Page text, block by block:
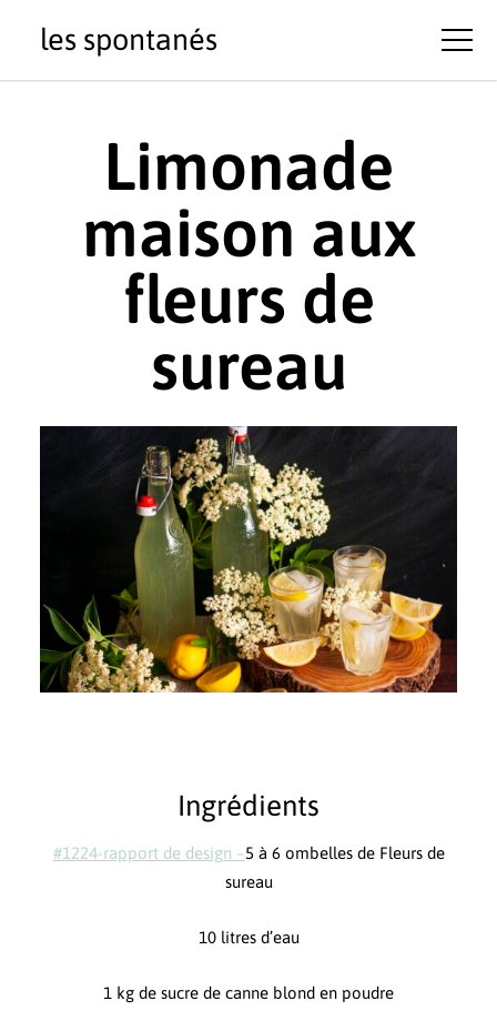
les spontanés
Limonade
maison aux
fleurs de
sureau
Ingrédients
#1224-rapport de design –5 à 6 ombelles de Fleurs de
sureau
10 litres d’eau
1 kg de sucre de canne blond en poudre